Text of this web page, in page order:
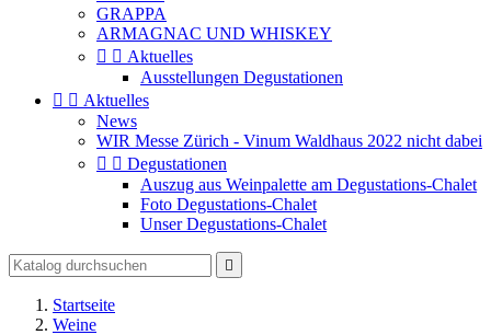
GRAPPA
ARMAGNAC UND WHISKEY
  Aktuelles
Ausstellungen Degustationen
  Aktuelles
News
WIR Messe Zürich - Vinum Waldhaus 2022 nicht dabei
  Degustationen
Auszug aus Weinpalette am Degustations-Chalet
Foto Degustations-Chalet
Unser Degustations-Chalet

Startseite
Weine